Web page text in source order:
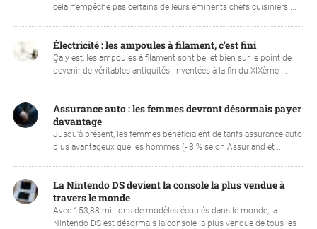
cela n'empêche pas certains de leurs éminents chefs cuisiniers ...
Électricité : les ampoules à filament, c'est fini
Ça y est, les ampoules à filament sont bel et bien sur le point de
devenir de véritables antiquités. Inventées à la fin du XIXème ...
Assurance auto : les femmes devront désormais payer
davantage
Jusqu'à présent, les femmes bénéficiaient de tarifs assurance auto
plus avantageux que les hommes (- 8 % selon Assurland et ...
La Nintendo DS devient la console la plus vendue à
travers le monde
Avec 153,88 millions de modèles écoulés dans le monde, la
Nintendo DS est désormais la console la plus vendue de tous les